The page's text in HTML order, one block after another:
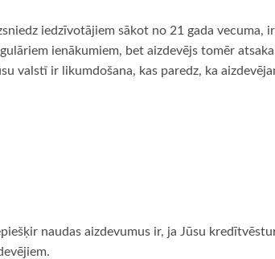
iedzīvotājiem sākot no 21 gada vecuma,
ienākumiem, bet aizdevējs tomēr
valstī ir likumdošana, kas paredz, ka
naudas aizdevumus ir, ja Jūsu